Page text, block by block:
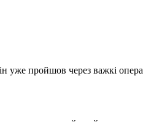
уже пройшов через важкі